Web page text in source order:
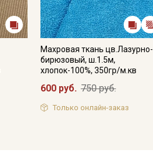
Махровая ткань цв.Лазурно-
бирюзовый, ш.1.5м,
хлопок-100%, 350гр/м.кв
600 руб. 750 руб.
Только онлайн-заказ